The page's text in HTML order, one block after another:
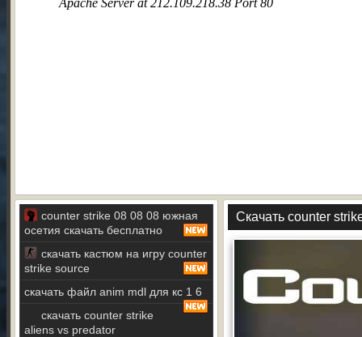
counter strike 08 08 08 южная
осетия скачать бесплатно
скачать кастюм на игру counter
strike source
скачать файл anim mdl для кс 1 6
скачать counter strike
aliens vs predator
Скачать counter